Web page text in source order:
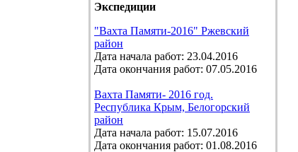
Экспедиции
"Вахта Памяти-2016" Ржевский
район
Дата начала работ: 23.04.2016
Дата окончания работ: 07.05.2016
Вахта Памяти- 2016 год.
Республика Крым, Белогорский
район
Дата начала работ: 15.07.2016
Дата окончания работ: 01.08.2016